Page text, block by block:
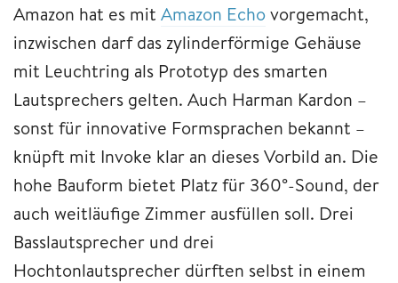
Amazon hat es mit Amazon Echovorgemacht,
inzwischen darf das zylinderförmige Gehäuse
mit Leuchtring als Prototyp des smarten
Lautsprechers gelten. Auch Harman Kardon –
sonst für innovative Formsprachen bekannt –
knüpft mit Invoke klar an dieses Vorbild an. Die
hohe Bauform bietet Platz für 360°-Sound, der
auch weitläufige Zimmer ausfüllen soll. Drei
Basslautsprecher und drei
Hochtonlautsprecher dürften selbst in einem